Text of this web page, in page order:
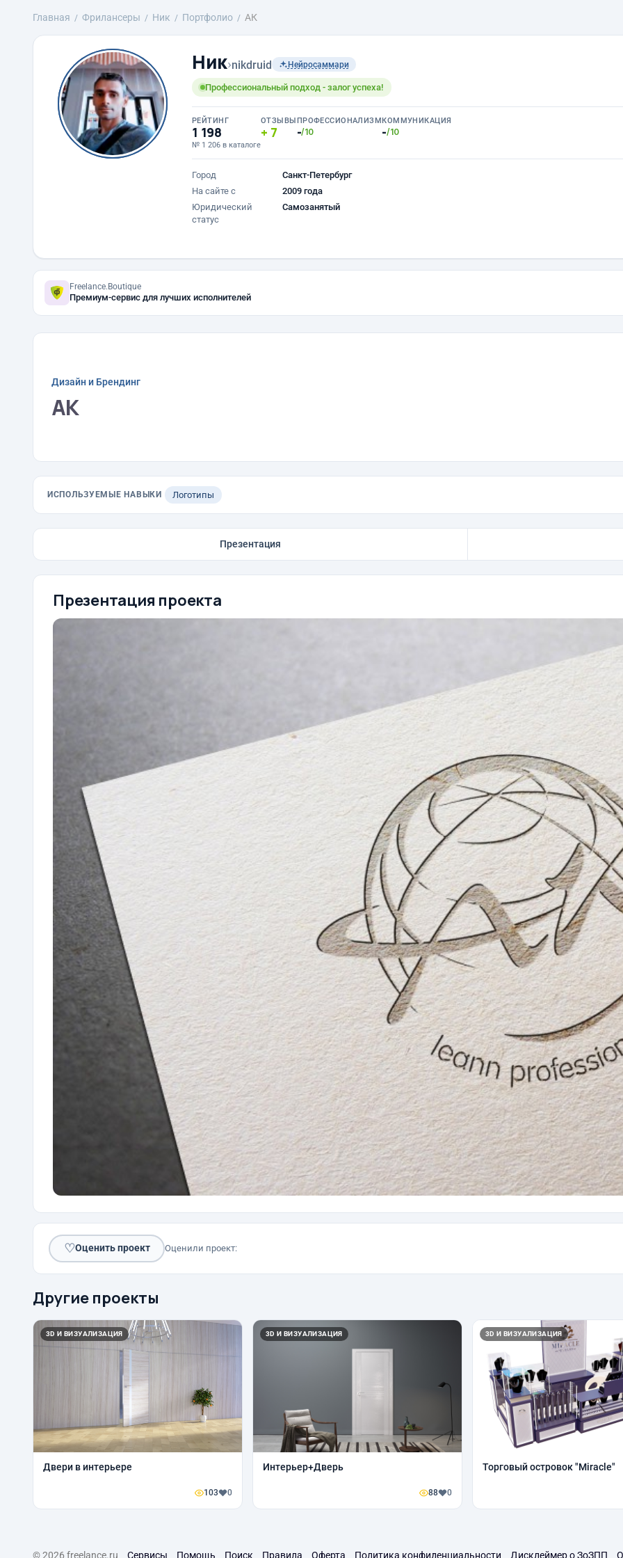
Главная Фрилансеры Ник Портфолио АК
Ник›nikdruid Нейросаммари
Профессиональный подход - залог успеха!
РЕЙТИНГ
1 198
№ 1 206 в каталоге
ОТЗЫВЫ
7
ПРОФЕССИОНАЛИЗМ
-/10
КОММУНИКАЦИЯ
-/10
Город
Санкт-Петербург
На сайте с
2009 года
Юридический
статус
Самозанятый
Freelance.Boutique
Премиум-сервис для лучших исполнителей
Дизайн и Брендинг
АК
ИСПОЛЬЗУЕМЫЕ НАВЫКИ Логотипы
Презентация
Презентация проекта
♡Оценить проект Оценили проект:
Другие проекты
3D И ВИЗУАЛИЗАЦИЯ
Двери в интерьере
103 0
3D И ВИЗУАЛИЗАЦИЯ
Интерьер+Дверь
88 0
3D И ВИЗУАЛИЗАЦИЯ
Торговый островок "Miracle"
© 2026 freelance.ru Сервисы Помощь Поиск Правила Оферта Политика конфиденциальности Дисклеймер о ЗоЗПП